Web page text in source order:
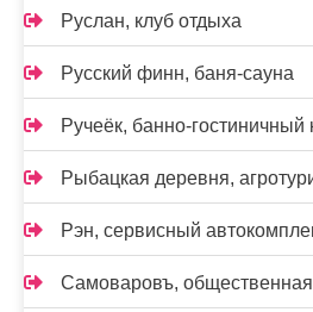
Руслан, клуб отдыха
Русский финн, баня-сауна
Ручеёк, банно-гостиничный
Рыбацкая деревня,
Рэн, сервисный
Самоваровъ,